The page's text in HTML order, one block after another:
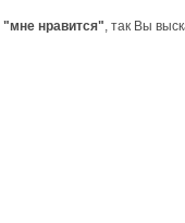
"мне нравится", так Вы